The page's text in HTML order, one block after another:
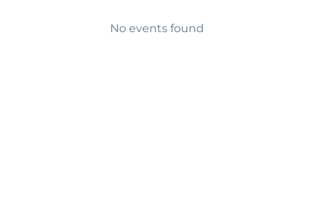
No events found